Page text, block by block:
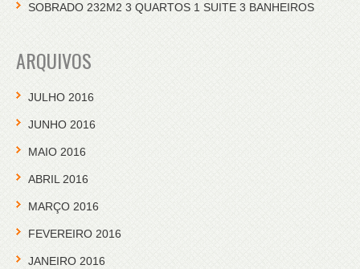
SOBRADO 232M2 3 QUARTOS 1 SUITE 3 BANHEIROS
ARQUIVOS
JULHO 2016
JUNHO 2016
MAIO 2016
ABRIL 2016
MARÇO 2016
FEVEREIRO 2016
JANEIRO 2016